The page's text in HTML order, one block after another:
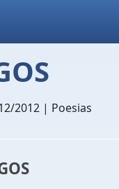
2012 | Poesias